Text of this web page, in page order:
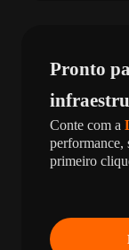
Pronto
Conte com a
performance,
primeiro